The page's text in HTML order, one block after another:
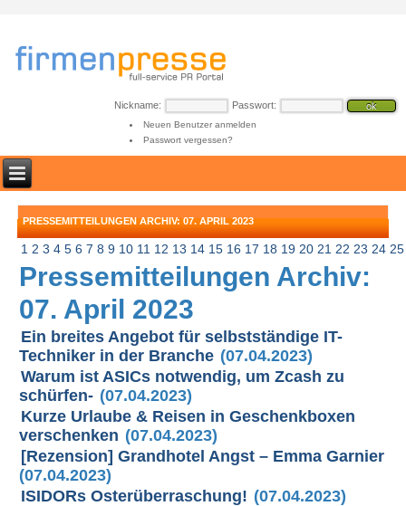
Nickname: Passwort:
Neuen Benutzer anmelden
Passwort vergessen?
PRESSEMITTEILUNGEN ARCHIV: 07. APRIL 2023
1 2 3 4 5 6 7 8 9 10 11 12 13 14 15 16 17 18 19 20 21 22 23 24 25
Pressemitteilungen Archiv:
07. April 2023
Ein breites Angebot für selbstständige IT-
Techniker in der Branche (07.04.2023)
Warum ist ASICs notwendig, um Zcash zu
schürfen- (07.04.2023)
Kurze Urlaube & Reisen in Geschenkboxen
verschenken (07.04.2023)
[Rezension] Grandhotel Angst – Emma Garnier
(07.04.2023)
ISIDORs Osterüberraschung! (07.04.2023)